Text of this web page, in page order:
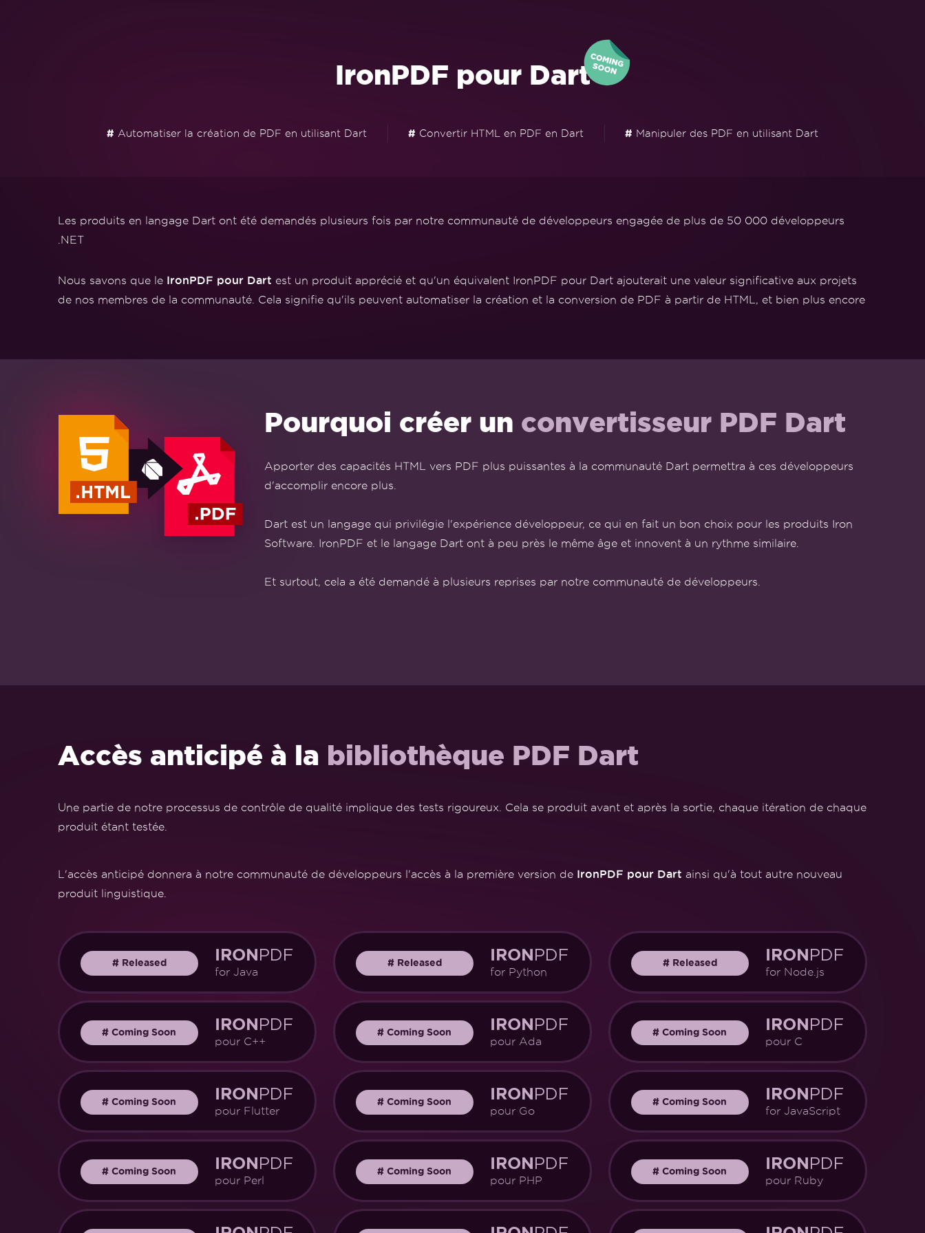
IronPDF pour Dart
# Automatiser la création de PDF en utilisant Dart # Convertir HTML en PDF en Dart # Manipuler des PDF en utilisant Dart
Les produits en langage Dart ont été demandés plusieurs fois par notre communauté de développeurs engagée de plus de 50 000 développeurs
.NET
Nous savons que le IronPDF pour Dart est un produit apprécié et qu'un équivalent IronPDF pour Dart ajouterait une valeur significative aux projets
de nos membres de la communauté. Cela signifie qu'ils peuvent automatiser la création et la conversion de PDF à partir de HTML, et bien plus encore
Pourquoi créer un convertisseur PDF Dart
Apporter des capacités HTML vers PDF plus puissantes à la communauté Dart permettra à ces développeurs
d'accomplir encore plus.
Dart est un langage qui privilégie l'expérience développeur, ce qui en fait un bon choix pour les produits Iron
Software. IronPDF et le langage Dart ont à peu près le même âge et innovent à un rythme similaire.
Et surtout, cela a été demandé à plusieurs reprises par notre communauté de développeurs.
Accès anticipé à la bibliothèque PDF Dart
Une partie de notre processus de contrôle de qualité implique des tests rigoureux. Cela se produit avant et après la sortie, chaque itération de chaque
produit étant testée.
L'accès anticipé donnera à notre communauté de développeurs l'accès à la première version de IronPDF pour Dart ainsi qu'à tout autre nouveau
produit linguistique.
#Released IRONPDF
for Java
#Released IRONPDF
for Python
#Released IRONPDF
for Node.js
# Coming Soon IRONPDF
pour C++
# Coming Soon IRONPDF
pour Ada
# Coming Soon IRONPDF
pour C
# Coming Soon IRONPDF
pour Flutter
# Coming Soon IRONPDF
pour Go
# Coming Soon IRONPDF
for JavaScript
# Coming Soon IRONPDF
pour Perl
# Coming Soon IRONPDF
pour PHP
# Coming Soon IRONPDF
pour Ruby